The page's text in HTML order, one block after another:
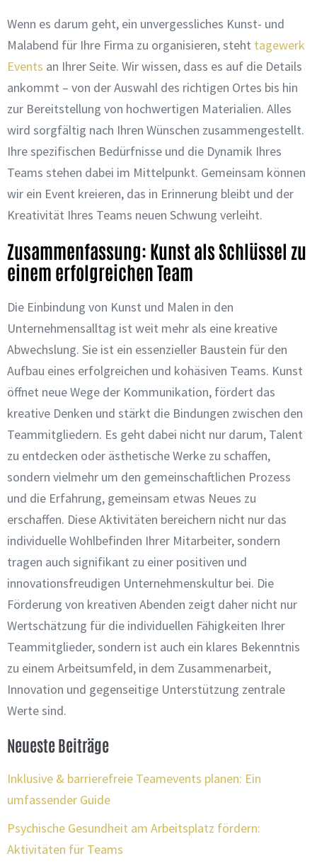
Wenn es darum geht, ein unvergessliches Kunst- und
Malabend für Ihre Firma zu organisieren, steht tagewerk
Events an Ihrer Seite. Wir wissen, dass es auf die Details
ankommt – von der Auswahl des richtigen Ortes bis hin
zur Bereitstellung von hochwertigen Materialien. Alles
wird sorgfältig nach Ihren Wünschen zusammengestellt.
Ihre spezifischen Bedürfnisse und die Dynamik Ihres
Teams stehen dabei im Mittelpunkt. Gemeinsam können
wir ein Event kreieren, das in Erinnerung bleibt und der
Kreativität Ihres Teams neuen Schwung verleiht.
Zusammenfassung: Kunst als Schlüssel zu
einem erfolgreichen Team
Die Einbindung von Kunst und Malen in den
Unternehmensalltag ist weit mehr als eine kreative
Abwechslung. Sie ist ein essenzieller Baustein für den
Aufbau eines erfolgreichen und kohäsiven Teams. Kunst
öffnet neue Wege der Kommunikation, fördert das
kreative Denken und stärkt die Bindungen zwischen den
Teammitgliedern. Es geht dabei nicht nur darum, Talent
zu entdecken oder ästhetische Werke zu schaffen,
sondern vielmehr um den gemeinschaftlichen Prozess
und die Erfahrung, gemeinsam etwas Neues zu
erschaffen. Diese Aktivitäten bereichern nicht nur das
individuelle Wohlbefinden Ihrer Mitarbeiter, sondern
tragen auch signifikant zu einer positiven und
innovationsfreudigen Unternehmenskultur bei. Die
Förderung von kreativen Abenden zeigt daher nicht nur
Wertschätzung für die individuellen Fähigkeiten Ihrer
Teammitglieder, sondern ist auch ein klares Bekenntnis
zu einem Arbeitsumfeld, in dem Zusammenarbeit,
Innovation und gegenseitige Unterstützung zentrale
Werte sind.
Neueste Beiträge
Inklusive & barrierefreie Teamevents planen: Ein
umfassender Guide
Psychische Gesundheit am Arbeitsplatz fördern:
Aktivitäten für Teams